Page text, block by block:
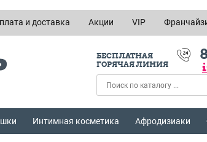
и доставка Акции VIP
БЕСПЛАТНАЯ
ГОРЯЧАЯ ЛИНИЯ
Интимная косметика Афродизиаки